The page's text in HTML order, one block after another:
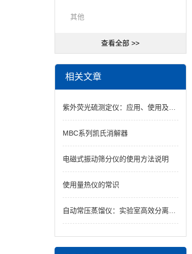
其他
查看全部 >>
相关文章
紫外荧光硫测定仪：应用、使用及维护指南
MBC系列凯氏消解器
电磁式振动筛分仪的使用方法说明
使用量热仪的常识
自动常压蒸馏仪：实验室高效分离的智能核心设备